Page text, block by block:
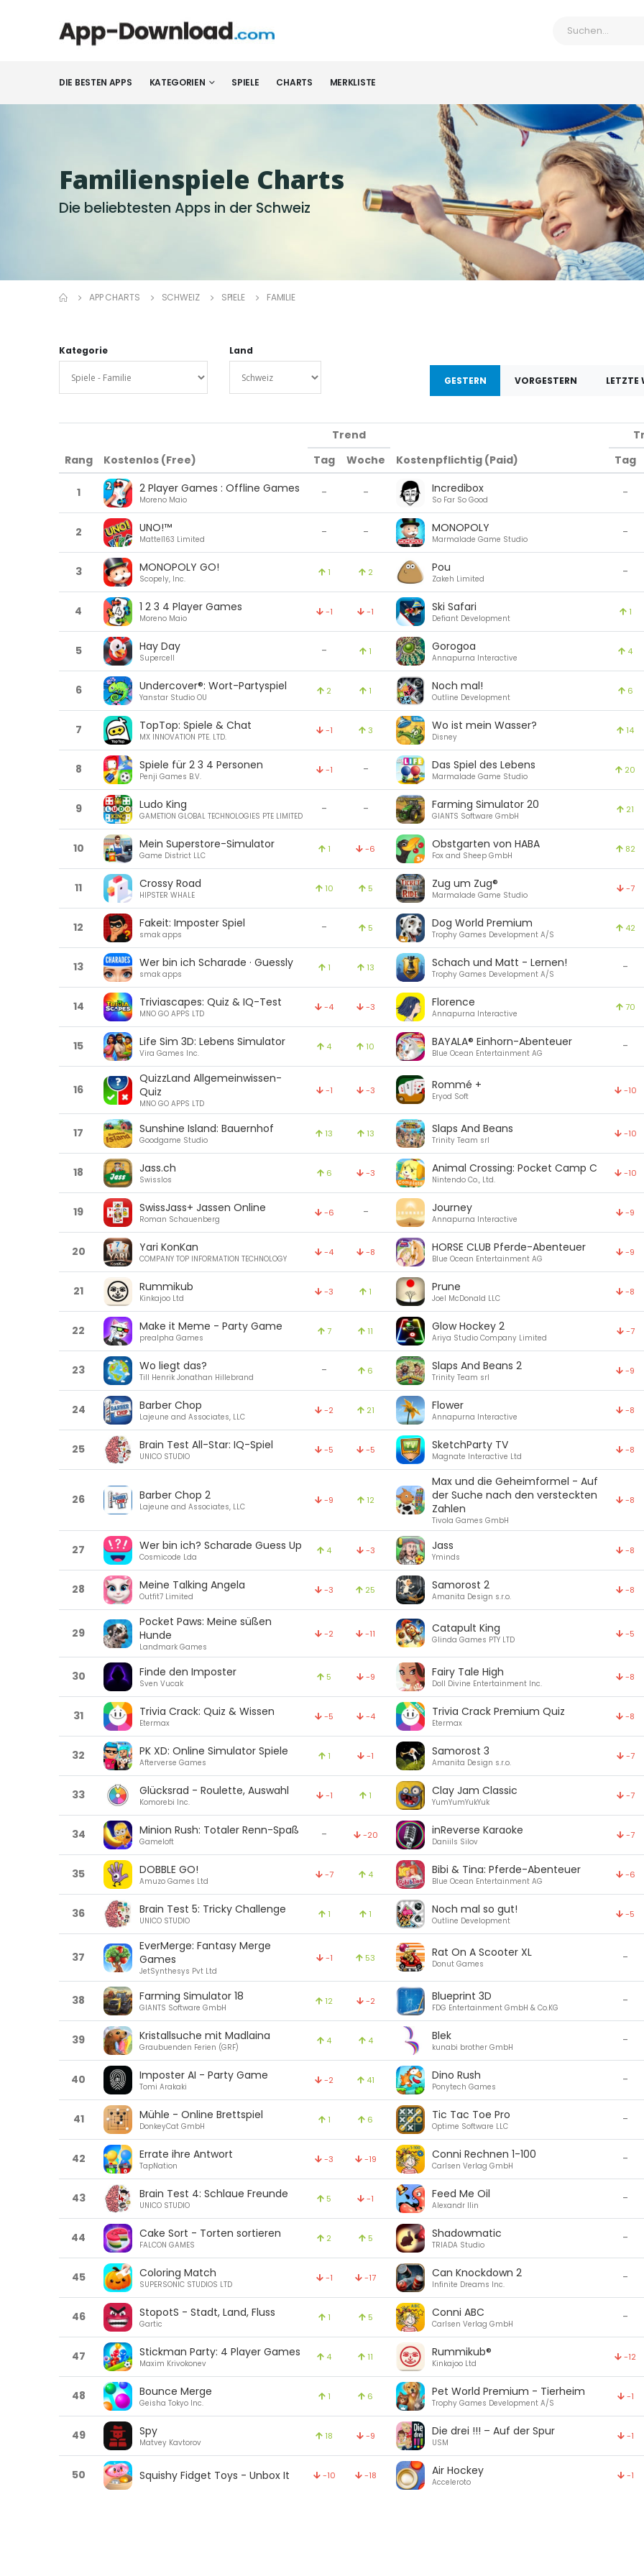
DIE BESTEN APPS KATEGORIEN SPIELE CHARTS MERKLISTE
Familienspiele Charts
Die beliebtesten Apps in der Schweiz
APP CHARTS SCHWEIZ SPIELE FAMILIE
Kategorie Land
GESTERN VORGESTERN LETZTE
Rang Kostenlos (Free)
Trend
Kostenpflichtig (Paid)
Tag
Woche Tag
1 2 Player Games : Offline Games
Moreno Maio
- - Incredibox
So Far So Good
-
2 UNO!™
Mattel163 Limited
- - MONOPOLY
Marmalade Game Studio
-
3 MONOPOLY GO!
Scopely, Inc.
1 2 Pou
Zakeh Limited
-
4 1 2 3 4 Player Games
Moreno Maio
-1 -1 Ski Safari
Defiant Development
1
5 Hay Day
Supercell
- 1 Gorogoa
Annapurna Interactive
4
6 Undercover®: Wort-Partyspiel
Yanstar Studio OU
2 1 Noch mal!
Outline Development
6
7 TopTop: Spiele & Chat
MX INNOVATION PTE. LTD.
-1 3 Wo ist mein Wasser?
Disney
14
8 Spiele für 2 3 4 Personen
Penji Games B.V.
-1 - Das Spiel des Lebens
Marmalade Game Studio
20
9 Ludo King
GAMETION GLOBAL TECHNOLOGIES PTE LIMITED
- - Farming Simulator 20
GIANTS Software GmbH
21
10 Mein Superstore-Simulator
Game District LLC
1 -6 Obstgarten von HABA
Fox and Sheep GmbH
82
11 Crossy Road
HIPSTER WHALE
10 5 Zug um Zug®
Marmalade Game Studio
-7
12 Fakeit: Imposter Spiel
smak apps
- 5 Dog World Premium
Trophy Games Development A/S
42
13 Wer bin ich Scharade · Guessly
smak apps
1 13 Schach und Matt - Lernen!
Trophy Games Development A/S
-
14 Triviascapes: Quiz & IQ-Test
MNO GO APPS LTD
-4 -3 Florence
Annapurna Interactive
70
15 Life Sim 3D: Lebens Simulator
Vira Games Inc.
4 10 BAYALA® Einhorn-Abenteuer
Blue Ocean Entertainment AG
-
16
QuizzLand Allgemeinwissen-
Quiz
MNO GO APPS LTD
-1 -3 Rommé +
Eryod Soft
-10
17 Sunshine Island: Bauernhof
Goodgame Studio
13 13 Slaps And Beans
Trinity Team srl
-10
18 Jass.ch
Swisslos
6 -3 Animal Crossing: Pocket Camp C
Nintendo Co., Ltd.
-10
19 SwissJass+ Jassen Online
Roman Schauenberg
-6 - Journey
Annapurna Interactive
-9
20 Yari KonKan
COMPANY TOP INFORMATION TECHNOLOGY
-4 -8 HORSE CLUB Pferde-Abenteuer
Blue Ocean Entertainment AG
-9
21 Rummikub
Kinkajoo Ltd
-3 1 Prune
Joel McDonald LLC
-8
22 Make it Meme - Party Game
prealpha Games
7 11 Glow Hockey 2
Ariya Studio Company Limited
-7
23 Wo liegt das?
Till Henrik Jonathan Hillebrand
- 6 Slaps And Beans 2
Trinity Team srl
-9
24 Barber Chop
Lajeune and Associates, LLC
-2 21 Flower
Annapurna Interactive
-8
25 Brain Test All-Star: IQ-Spiel
UNICO STUDIO
-5 -5 SketchParty TV
Magnate Interactive Ltd
-8
26 Barber Chop 2
Lajeune and Associates, LLC
-9 12
Max und die Geheimformel - Auf
der Suche nach den versteckten
Zahlen
Tivola Games GmbH
-8
27 Wer bin ich? Scharade Guess Up
Cosmicode Lda
4 -3 Jass
Yminds
-8
28 Meine Talking Angela
Outfit7 Limited
-3 25 Samorost 2
Amanita Design s.r.o.
-8
29
Pocket Paws: Meine süßen
Hunde
Landmark Games
-2 -11 Catapult King
Glinda Games PTY LTD
-5
30 Finde den Imposter
Sven Vucak
5 -9 Fairy Tale High
Doll Divine Entertainment Inc.
-8
31 Trivia Crack: Quiz & Wissen
Etermax
-5 -4 Trivia Crack Premium Quiz
Etermax
-8
32 PK XD: Online Simulator Spiele
Afterverse Games
1 -1 Samorost 3
Amanita Design s.r.o.
-7
33 Glücksrad - Roulette, Auswahl
Komorebi Inc.
-1 1 Clay Jam Classic
YumYumYukYuk
-7
34 Minion Rush: Totaler Renn-Spaß
Gameloft
- -20 inReverse Karaoke
Daniils Silov
-7
35 DOBBLE GO!
Amuzo Games Ltd
-7 4 Bibi & Tina: Pferde-Abenteuer
Blue Ocean Entertainment AG
-6
36 Brain Test 5: Tricky Challenge
UNICO STUDIO
1 1 Noch mal so gut!
Outline Development
-5
37
EverMerge: Fantasy Merge
Games
JetSynthesys Pvt Ltd
-1 53 Rat On A Scooter XL
Donut Games -
38 Farming Simulator 18
GIANTS Software GmbH
12 -2 Blueprint 3D
FDG Entertainment GmbH & Co.KG
-
39 Kristallsuche mit Madlaina
Graubuenden Ferien (GRF)
4 4 Blek
kunabi brother GmbH
-
40 Imposter AI - Party Game
Tomi Arakaki
-2 41 Dino Rush
Ponytech Games
-
41 Mühle - Online Brettspiel
DonkeyCat GmbH
1 6 Tic Tac Toe Pro
Optime Software LLC
-
42 Errate ihre Antwort
TapNation
-3 -19 Conni Rechnen 1-100
Carlsen Verlag GmbH
-
43 Brain Test 4: Schlaue Freunde
UNICO STUDIO
5 -1 Feed Me Oil
Alexandr Ilin
-
44 Cake Sort - Torten sortieren
FALCON GAMES
2 5 Shadowmatic
TRIADA Studio
-
45 Coloring Match
SUPERSONIC STUDIOS LTD
-1 -17 Can Knockdown 2
Infinite Dreams Inc.
-
46 StopotS - Stadt, Land, Fluss
Gartic
1 5 Conni ABC
Carlsen Verlag GmbH
-
47 Stickman Party: 4 Player Games
Maxim Krivokonev
4 11 Rummikub®
Kinkajoo Ltd
-12
48 Bounce Merge
Geisha Tokyo Inc.
1 6 Pet World Premium - Tierheim
Trophy Games Development A/S
-1
49 Spy
Matvey Kavtorov
18 -9 Die drei !!! – Auf der Spur
USM
-1
50 Squishy Fidget Toys - Unbox It -10 -18 Air Hockey
Acceleroto
-1